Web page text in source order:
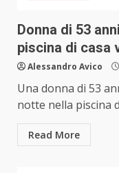
Donna di 53
piscina di casa
Alessandro Avico
Una donna di 53
notte nella piscina
Read More